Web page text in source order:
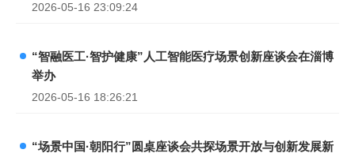
2026-05-16 23:09:24
“智融医工·智护健康”人工智能医疗场景创新座谈会在淄博
举办
2026-05-16 18:26:21
“场景中国·朝阳行”圆桌座谈会共探场景开放与创新发展新